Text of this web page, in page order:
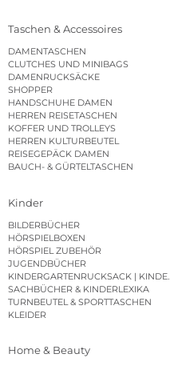
Taschen & Accessoires
DAMENTASCHEN
CLUTCHES UND MINIBAGS
DAMENRUCKSÄCKE
SHOPPER
HANDSCHUHE DAMEN
HERREN REISETASCHEN
KOFFER UND TROLLEYS
HERREN KULTURBEUTEL
REISEGEPÄCK DAMEN
BAUCH- & GÜRTELTASCHEN
Kinder
BILDERBÜCHER
HÖRSPIELBOXEN
HÖRSPIEL ZUBEHÖR
JUGENDBÜCHER
SACHBÜCHER & KINDERLEXIKA
TURNBEUTEL & SPORTTASCHEN
KLEIDER
Home & Beauty